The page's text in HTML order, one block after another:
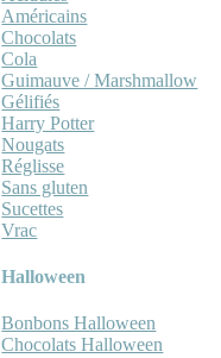
Américains
Chocolats
Cola
Guimauve / Marshmallow
Gélifiés
Harry Potter
Nougats
Réglisse
Sans gluten
Sucettes
Vrac
Halloween
Bonbons Halloween
Chocolats Halloween